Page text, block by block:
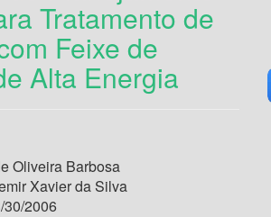
Tratamento de
Feixe de
Alta Energia
Oliveira Barbosa
Xavier da Silva
30/2006